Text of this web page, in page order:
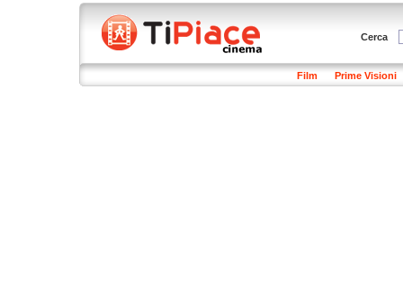
Cerca
Film Prime Visioni